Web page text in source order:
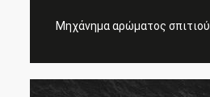
Μηχάνημα αρώματος σπιτιού